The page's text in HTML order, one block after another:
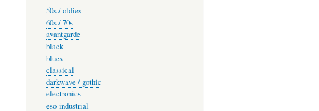
50s / oldies
60s / 70s
avantgarde
black
blues
classical
darkwave / gothic
electronics
eso-industrial